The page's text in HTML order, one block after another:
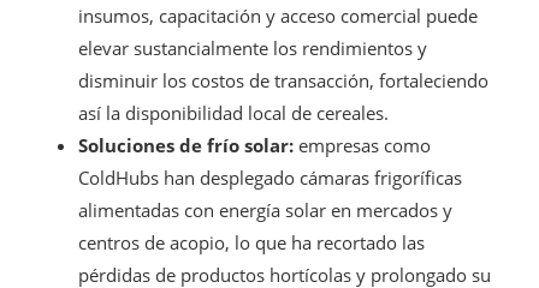
insumos, capacitación y acceso comercial puede
elevar sustancialmente los rendimientos y
disminuir los costos de transacción, fortaleciendo
así la disponibilidad local de cereales.
Soluciones de frío solar: empresas como
ColdHubs han desplegado cámaras frigoríficas
alimentadas con energía solar en mercados y
centros de acopio, lo que ha recortado las
pérdidas de productos hortícolas y prolongado su